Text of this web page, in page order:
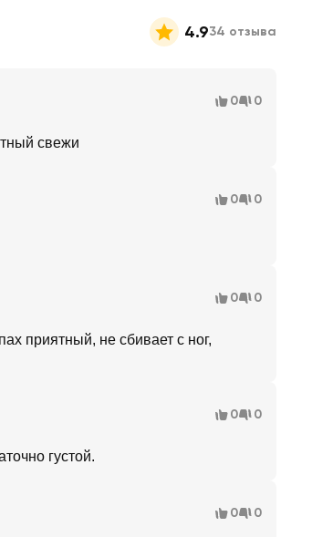
4.934 отзыва
0 0
свежи
0 0
0 0
приятный, не сбивает с ног,
0 0
густой.
0 0